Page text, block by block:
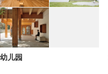
幼儿园